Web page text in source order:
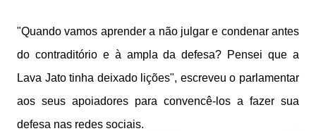
"Quando vamos aprender a não julgar e condenar antes
do contraditório e à ampla da defesa? Pensei que a
Lava Jato tinha deixado lições", escreveu o parlamentar
aos seus apoiadores para convencê-los a fazer sua
defesa nas redes sociais.